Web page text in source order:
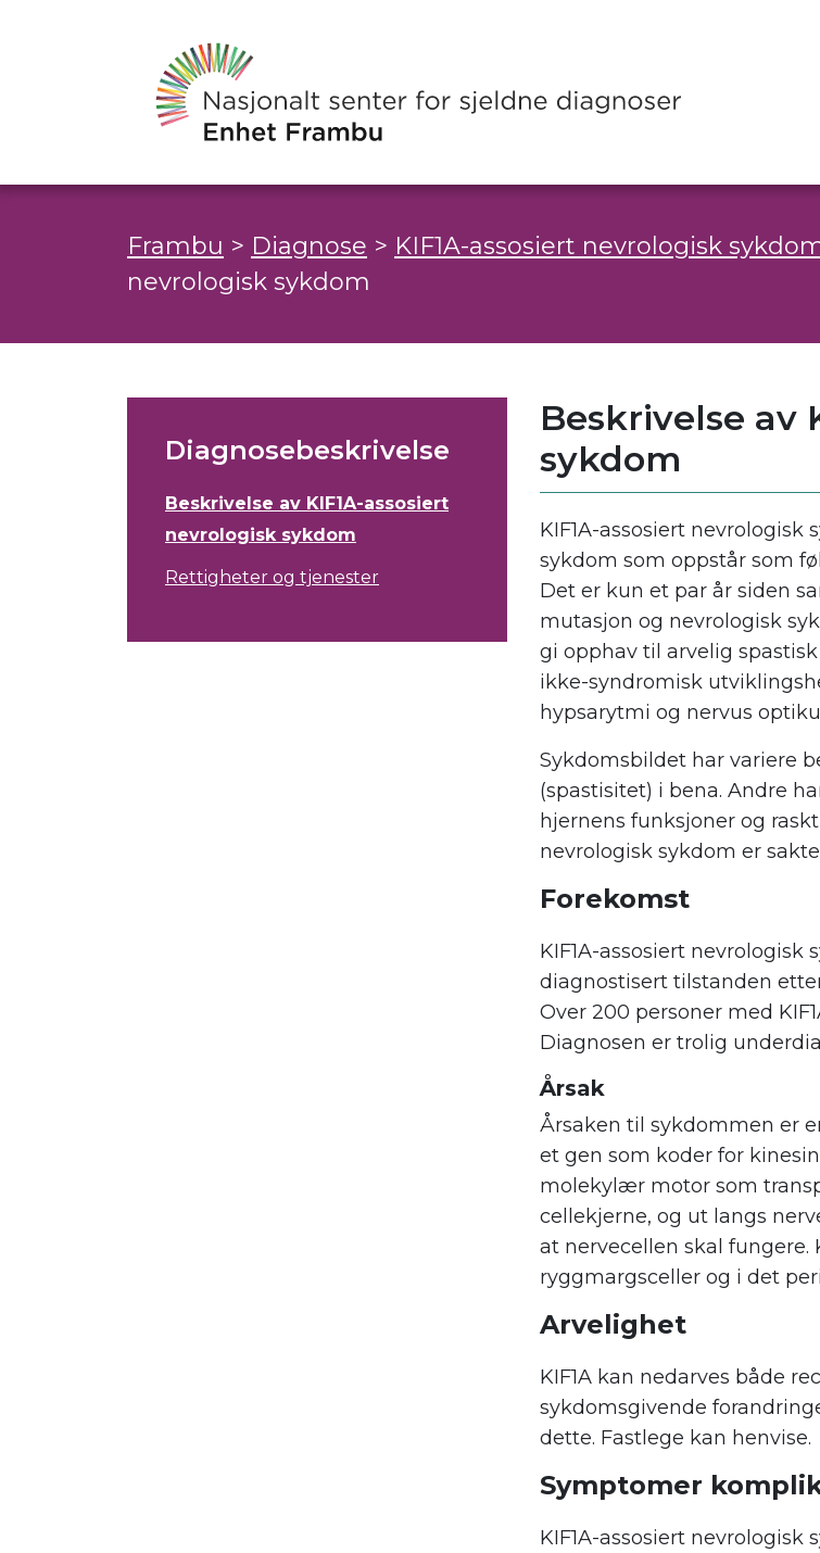
Frambu > Diagnose > KIF1A-assosiert nevrologisk
nevrologisk sykdom
Diagnosebeskrivelse
Beskrivelse av KIF1A-assosiert
nevrologisk sykdom
Rettigheter og tjenester
Beskrivelse av
sykdom
KIF1A-assosiert
sykdom som oppstår som
Det er kun et par år siden
mutasjon og nevrologisk
gi opphav til arvelig
ikke-syndromisk
hypsarytmi og nervus
Sykdomsbildet har variere
(spastisitet) i bena. Andre
hjernens funksjoner og
nevrologisk sykdom er
Forekomst
KIF1A-assosiert
diagnostisert tilstanden
Over 200 personer med
Diagnosen er trolig
Årsak
Årsaken til sykdommen er
et gen som koder for kinesin
molekylær motor som
cellekjerne, og ut langs
at nervecellen skal fungere.
ryggmargsceller og i det
Arvelighet
KIF1A kan nedarves både
sykdomsgivende
dette. Fastlege kan henvise.
Symptomer
KIF1A-assosiert